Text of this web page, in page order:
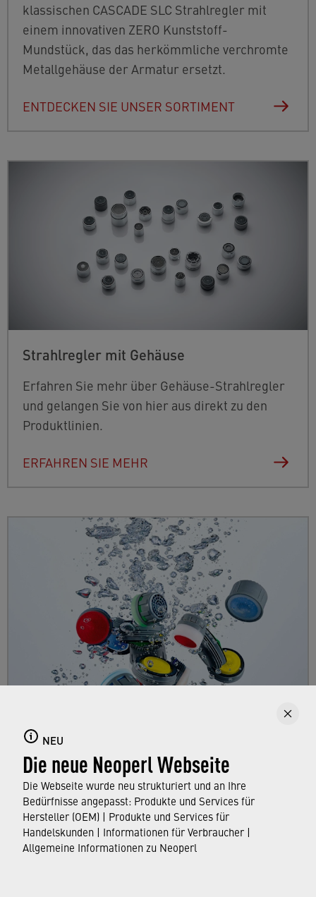
NEU
Die neue Neoperl Webseite
Die Webseite wurde neu strukturiert und an Ihre
Bedürfnisse angepasst: Produkte und Services für
Hersteller (OEM) | Produkte und Services für
Handelskunden | Informationen für Verbraucher |
Allgemeine Informationen zu Neoperl
klassischen CASCADE SLC Strahlregler mit
einem innovativen ZERO Kunststoff-
Mundstück, das das herkömmliche verchromte
Metallgehäuse der Armatur ersetzt.
ENTDECKEN SIE UNSER SORTIMENT
Strahlregler mit Gehäuse
Erfahren Sie mehr über Gehäuse-Strahlregler
und gelangen Sie von hier aus direkt zu den
Produktlinien.
ERFAHREN SIE MEHR
Tauchen Sie ein in die vielfältige Strahlregler-
Welt von Neoperl und erfahren Sie mehr über
die Aufgaben des Strahlreglers, der tagtäglich
in allen Haushalten in Benutzung ist.
ERFAHREN SIE MEHR